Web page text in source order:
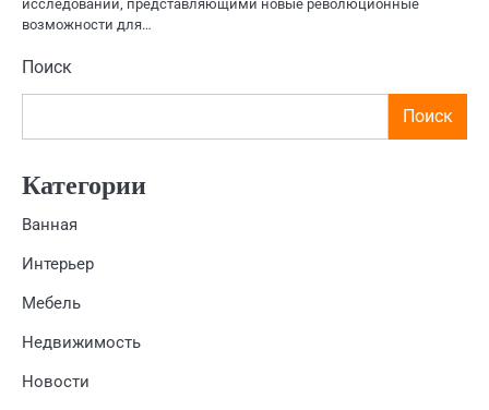
исследований, представляющими новые революционные
возможности для…
Поиск
Поиск
Категории
Ванная
Интерьер
Мебель
Недвижимость
Новости